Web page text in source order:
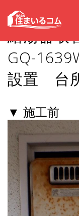
給湯器
GQ-
設置 台
▼ 施工前